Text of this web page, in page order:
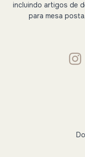
incluindo artigos de
para mesa